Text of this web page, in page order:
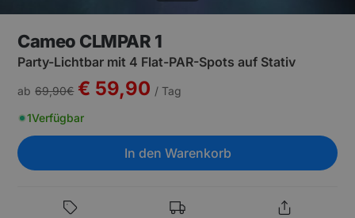
Cameo CLMPAR 1
Party-Lichtbar mit 4 Flat-PAR-Spots auf Stativ
ab 69,90€ € 59,90 / Tag
1Verfügbar
In den Warenkorb